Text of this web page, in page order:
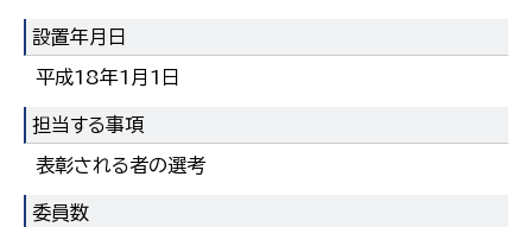
設置年月日
平成18年1月1日
担当する事項
表彰される者の選考
委員数